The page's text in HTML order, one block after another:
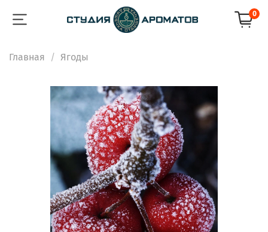
0
Главная Ягоды